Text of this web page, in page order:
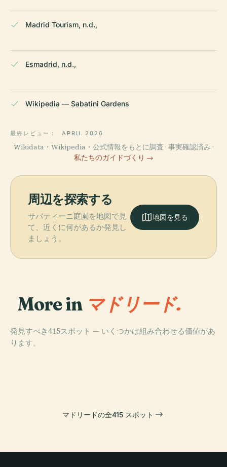
Madrid Tourism, n.d.,
Esmadrid, n.d.,
Wikipedia — Sabatini Gardens
最終レビュー： APRIL 2026
Wikidata・Wikipedia・公式情報をもとに調査 · 事実確認済み ·
私たちのガイドづくり →
周辺を探索する
サバティーニ庭園を地図で見
て、近くに何があるか発見し
ましょう。
地図を見る
More in マドリード.
発見すべき415スポット — いくつかは組み合わせる価値があ
ります。
PLACE
スペイン国立図
PLACE
マドリードの全415 スポット